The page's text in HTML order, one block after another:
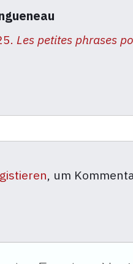
Les petites phrases
, um